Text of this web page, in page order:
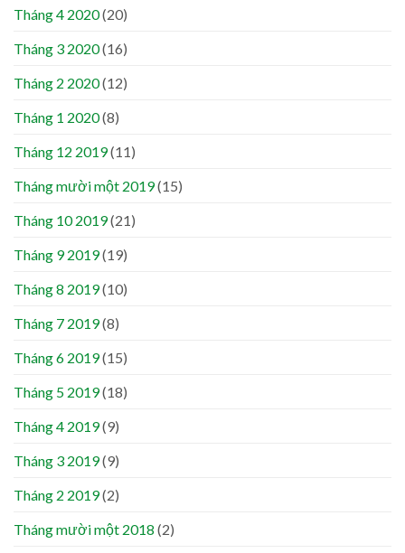
Tháng 4 2020(20)
Tháng 3 2020(16)
Tháng 2 2020(12)
Tháng 1 2020(8)
Tháng 12 2019(11)
Tháng mười một 2019(15)
Tháng 10 2019(21)
Tháng 9 2019(19)
Tháng 8 2019(10)
Tháng 7 2019(8)
Tháng 6 2019(15)
Tháng 5 2019(18)
Tháng 4 2019(9)
Tháng 3 2019(9)
Tháng 2 2019(2)
Tháng mười một 2018 (2)